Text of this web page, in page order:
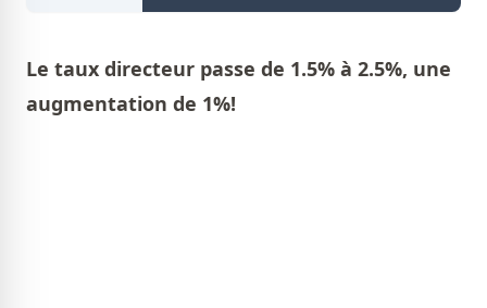
Le taux directeur passe de 1.5% à 2.5%, une
augmentation de 1%!